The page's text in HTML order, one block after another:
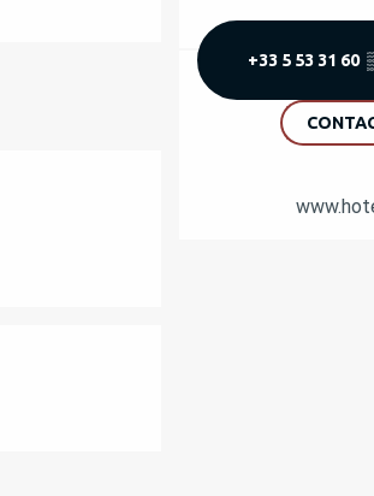
+33 5 53 31 60